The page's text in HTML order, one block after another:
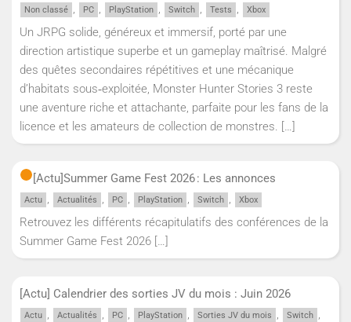
Non classé , PC , PlayStation , Switch , Tests , Xbox
Un JRPG solide, généreux et immersif, porté par une
direction artistique superbe et un gameplay maîtrisé. Malgré
des quêtes secondaires répétitives et une mécanique
d’habitats sous‑exploitée, Monster Hunter Stories 3 reste
une aventure riche et attachante, parfaite pour les fans de la
licence et les amateurs de collection de monstres. […]
[Actu]Summer Game Fest 2026 : Les annonces
Actu , Actualités , PC , PlayStation , Switch , Xbox
Retrouvez les différents récapitulatifs des conférences de la
Summer Game Fest 2026 […]
[Actu] Calendrier des sorties JV du mois : Juin 2026
Actu , Actualités , PC , PlayStation , Sorties JV du mois , Switch ,